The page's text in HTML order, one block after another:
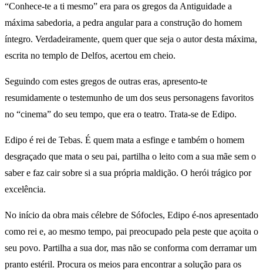
“Conhece-te a ti mesmo” era para os gregos da Antiguidade a
máxima sabedoria, a pedra angular para a construção do homem
íntegro. Verdadeiramente, quem quer que seja o autor desta máxima,
escrita no templo de Delfos, acertou em cheio.
Seguindo com estes gregos de outras eras, apresento-te
resumidamente o testemunho de um dos seus personagens favoritos
no “cinema” do seu tempo, que era o teatro. Trata-se de Edipo.
Edipo é rei de Tebas. É quem mata a esfinge e também o homem
desgraçado que mata o seu pai, partilha o leito com a sua mãe sem o
saber e faz cair sobre si a sua própria maldição. O herói trágico por
excelência.
No início da obra mais célebre de Sófocles, Edipo é-nos apresentado
como rei e, ao mesmo tempo, pai preocupado pela peste que açoita o
seu povo. Partilha a sua dor, mas não se conforma com derramar um
pranto estéril. Procura os meios para encontrar a solução para os